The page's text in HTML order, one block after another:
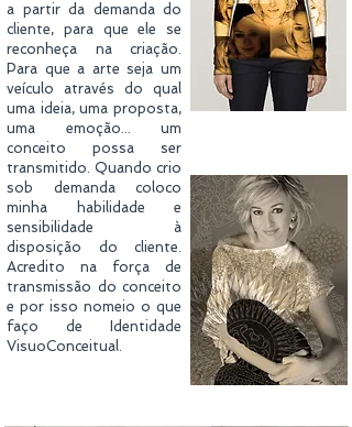
a partir da demanda do
cliente, para que ele se
reconheça na criação.
Para que a arte seja um
veículo através do qual
uma ideia, uma proposta,
uma emoção... um
conceito possa ser
transmitido. Quando crio
sob demanda coloco
minha habilidade e
sensibilidade à
disposição do cliente.
Acredito na força de
transmissão do conceito
e por isso nomeio o que
faço de Identidade
VisuoConceitual.